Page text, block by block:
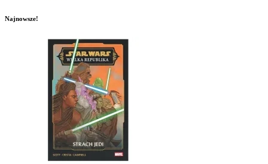
Najnowsze!